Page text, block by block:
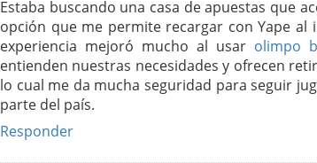
Estaba buscando una casa de apuestas que
opción que me permite recargar con Yape al
experiencia mejoró mucho al usar olimpo
entienden nuestras necesidades y ofrecen
lo cual me da mucha seguridad para seguir
parte del país.
Responder